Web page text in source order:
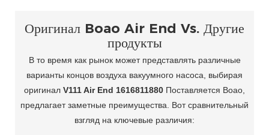
Оригинал Boao Air End Vs. Другие
продукты
В то время как рынок может представлять различные
варианты концов воздуха вакуумного насоса, выбирая
оригинал V111 Air End 1616811880 Поставляется Boao,
предлагает заметные преимущества. Вот сравнительный
взгляд на ключевые различия: